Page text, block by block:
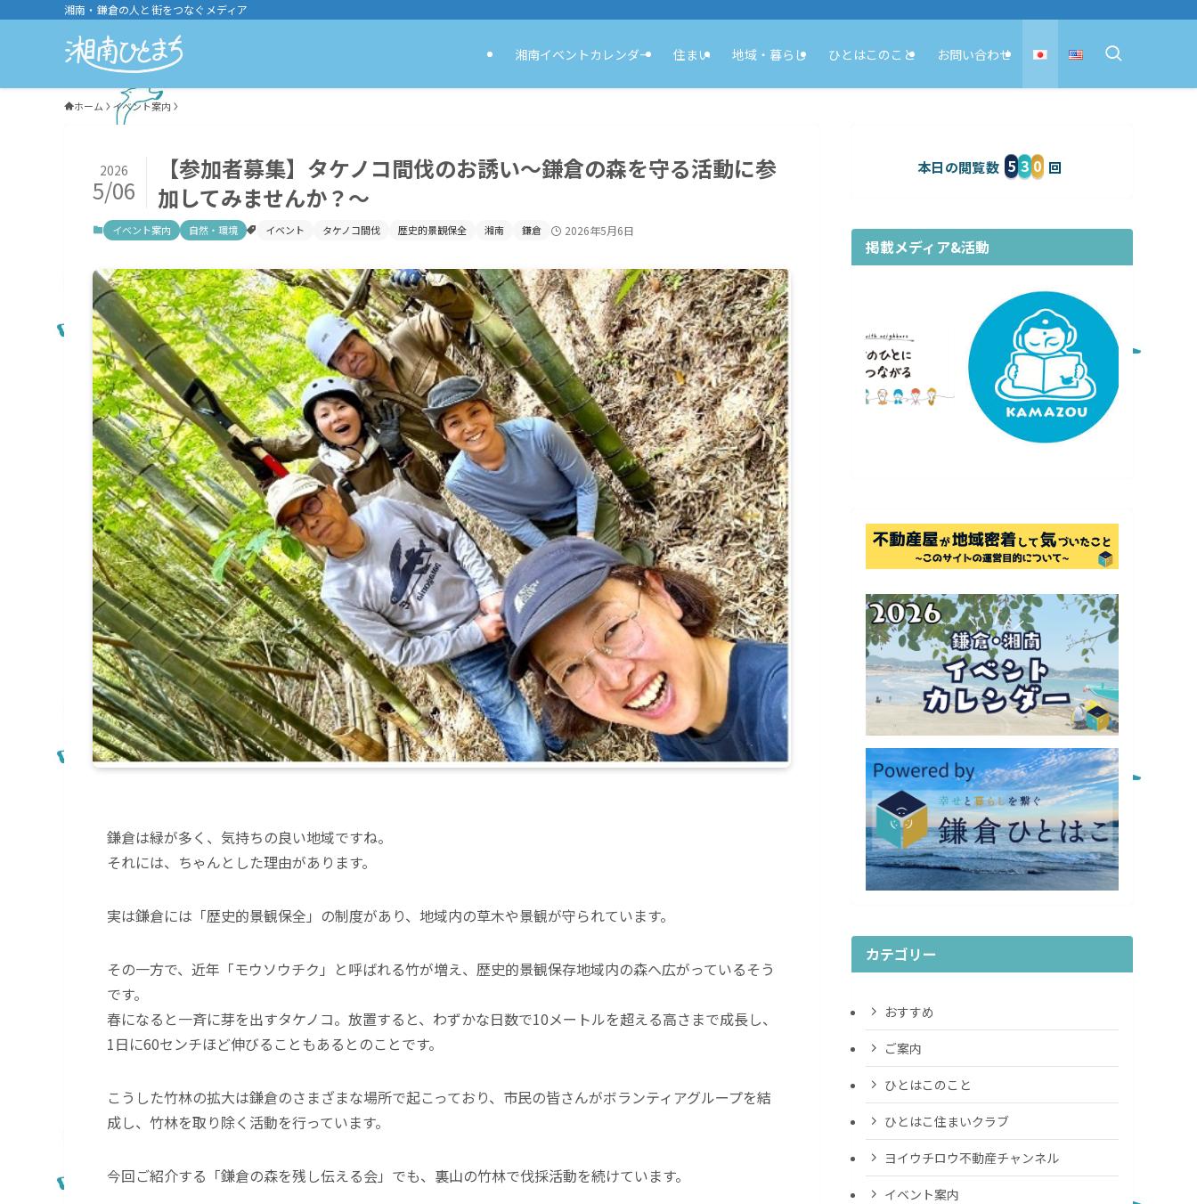
湘南・鎌倉の人と街をつなぐメディア
湘南イベントカレンダー 住まい 地域・暮らし ひとはこのこと お問い合わせ
ホーム イベント案内
【参加者募集】タケノコ間伐のお誘い〜鎌倉の森を守る活動に参
加してみませんか？〜
2026
5/06
イベント案内 自然・環境 イベント タケノコ間伐 歴史的景観保全 湘南 鎌倉 2026年5月6日
鎌倉は緑が多く、気持ちの良い地域ですね。
それには、ちゃんとした理由があります。
実は鎌倉には「歴史的景観保全」の制度があり、地域内の草木や景観が守られています。
その一方で、近年「モウソウチク」と呼ばれる竹が増え、歴史的景観保存地域内の森へ広がっているそう
です。
春になると一斉に芽を出すタケノコ。放置すると、わずかな日数で10メートルを超える高さまで成長し、
1日に60センチほど伸びることもあるとのことです。
こうした竹林の拡大は鎌倉のさまざまな場所で起こっており、市民の皆さんがボランティアグループを結
成し、竹林を取り除く活動を行っています。
今回ご紹介する「鎌倉の森を残し伝える会」でも、裏山の竹林で伐採活動を続けています。
本日の閲覧数 5 3 0
掲載メディア&活動
カテゴリー
おすすめ
ご案内
ひとはこのこと
ひとはこ住まいクラブ
ヨイウチロウ不動産チャンネル
イベント案内